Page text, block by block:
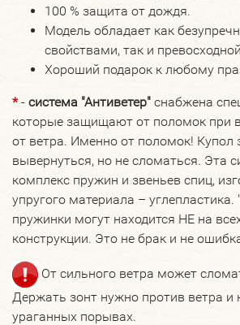
100 % защита от дождя.
Модель обладает как
свойствами, так и
Хороший подарок к любому
* - система "Антиветер" снабжена
которые защищают от поломок при
от ветра. Именно от поломок! Купол
вывернуться, но не сломаться. Эта
комплекс пружин и звеньев спиц,
упругого материала –
пружинки могут находится НЕ на
конструкции. Это не брак и не
От сильного ветра может
Держать зонт нужно против ветра и
ураганных порывах.